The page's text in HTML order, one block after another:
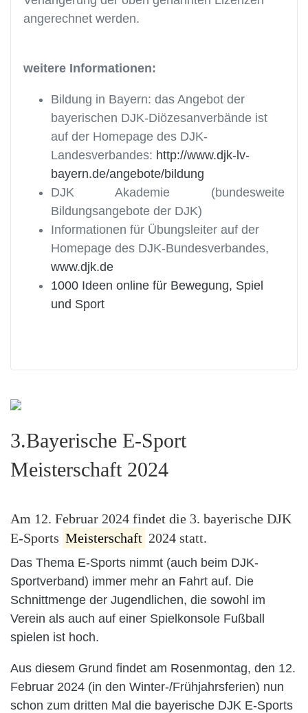
angerechnet werden.
weitere Informationen:
Bildung in Bayern: das Angebot der
bayerischen DJK-Diözesanverbände ist
auf der Homepage des DJK-
Landesverbandes: http://www.djk-lv-
bayern.de/angebote/bildung
DJK Akademie (bundesweite
Bildungsangebote der DJK)
Informationen für Übungsleiter auf der
Homepage des DJK-Bundesverbandes,
www.djk.de
1000 Ideen online für Bewegung, Spiel
und Sport
3.Bayerische E-Sport
Meisterschaft 2024
Am 12. Februar 2024 findet die 3. bayerische DJK
E-Sports Meisterschaft 2024 statt.
Das Thema E-Sports nimmt (auch beim DJK-
Sportverband) immer mehr an Fahrt auf. Die
Schnittmenge der Jugendlichen, die sowohl im
Verein als auch auf einer Spielkonsole Fußball
spielen ist hoch.
Aus diesem Grund findet am Rosenmontag, den 12.
Februar 2024 (in den Winter-/Frühjahrsferien) nun
schon zum dritten Mal die bayerische DJK E-Sports